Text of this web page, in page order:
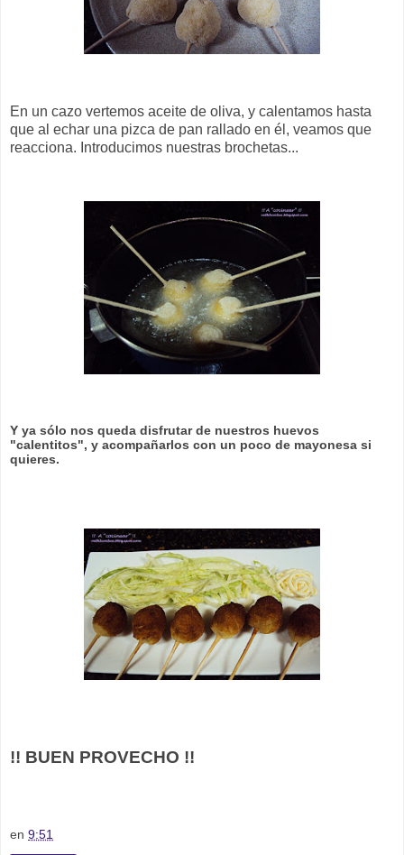
En un cazo vertemos aceite de oliva, y calentamos hasta
que al echar una pizca de pan rallado en él, veamos que
reacciona. Introducimos nuestras brochetas...
Y ya sólo nos queda disfrutar de nuestros huevos
"calentitos", y acompañarlos con un poco de mayonesa si
quieres.
!! BUEN PROVECHO !!
en 9:51